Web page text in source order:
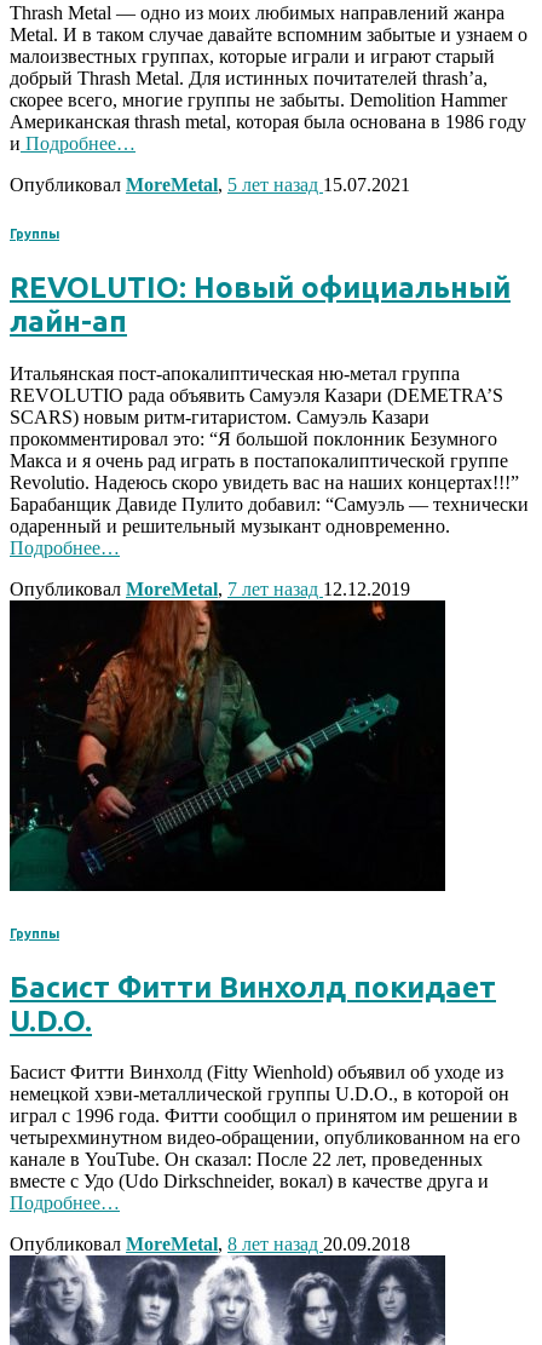
Thrash Metal — одно из моих любимых направлений жанра
Metal. И в таком случае давайте вспомним забытые и узнаем о
малоизвестных группах, которые играли и играют старый
добрый Thrash Metal. Для истинных почитателей thrash’a,
скорее всего, многие группы не забыты. Demolition Hammer
Американская thrash metal, которая была основана в 1986 году
и Подробнее…
Опубликовал MoreMetal, 5 лет назад 15.07.2021
Группы
REVOLUTIO: Новый официальный
лайн-ап
Итальянская пост-апокалиптическая ню-метал группа
REVOLUTIO рада объявить Самуэля Казари (DEMETRA’S
SCARS) новым ритм-гитаристом. Самуэль Казари
прокомментировал это: “Я большой поклонник Безумного
Макса и я очень рад играть в постапокалиптической группе
Revolutio. Надеюсь скоро увидеть вас на наших концертах!!!”
Барабанщик Давиде Пулито добавил: “Самуэль — технически
одаренный и решительный музыкант одновременно.
Подробнее…
Опубликовал MoreMetal, 7 лет назад 12.12.2019
Группы
Басист Фитти Винхолд покидает
U.D.O.
Басист Фитти Винхолд (Fitty Wienhold) объявил об уходе из
немецкой хэви-металлической группы U.D.O., в которой он
играл с 1996 года. Фитти сообщил о принятом им решении в
четырехминутном видео-обращении, опубликованном на его
канале в YouTube. Он сказал: После 22 лет, проведенных
вместе с Удо (Udo Dirkschneider, вокал) в качестве друга и
Подробнее…
Опубликовал MoreMetal, 8 лет назад 20.09.2018